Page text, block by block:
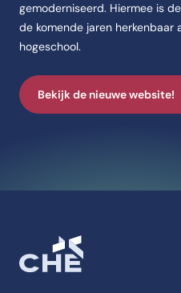
gemoderniseerd. Hiermee is
de komende jaren herkenbaar
hogeschool.
Bekijk de nieuwe website!